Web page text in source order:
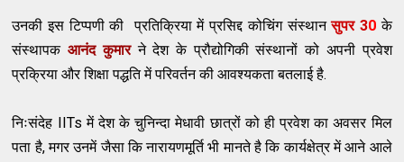
उनकी इस टिप्पणी की प्रतिक्रिया में प्रसिद्द कोचिंग संस्थानसुपर 30के
संस्थापकआनंद कुमारने देश के प्रौद्योगिकी संस्थानों को अपनी प्रवेश
प्रक्रिया और शिक्षा पद्धति में परिवर्तन की आवश्यकता बतलाई है.
निःसंदेह IITs में देश के चुनिन्दा मेधावी छात्रों को ही प्रवेश का अवसर मिल
पता है, मगर उनमें जैसा कि नारायणमूर्ति भी मानते है कि कार्यक्षेत्र में आने आले